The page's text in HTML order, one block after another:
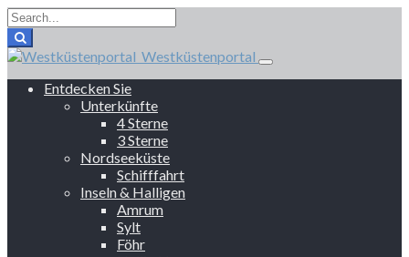
Westküstenportal
Entdecken Sie
Unterkünfte
4 Sterne
3 Sterne
Nordseeküste
Schifffahrt
Inseln & Halligen
Amrum
Sylt
Föhr